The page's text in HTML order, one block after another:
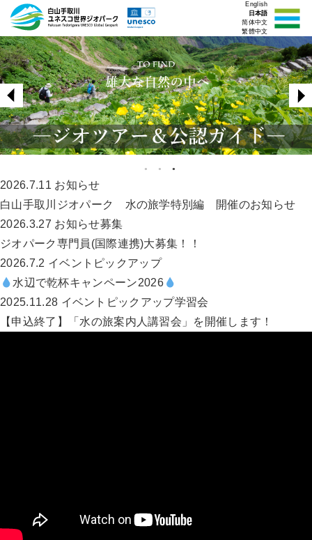
English
日本語
简体中文
繁體中文
2026.7.11 お知らせ
白山手取川ジオパーク 水の旅学特別編 開催のお知らせ
2026.3.27 お知らせ募集
ジオパーク専門員(国際連携)大募集！！
2026.7.2 イベント ピックアップ
水辺で乾杯キャンペーン2026
2025.11.28 イベント ピックアップ学習会
【申込終了】「水の旅案内人講習会」を開催します！